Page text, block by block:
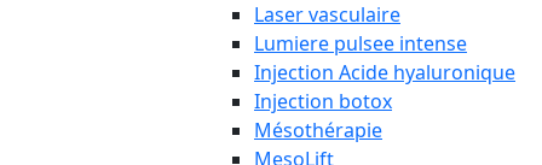
Laser vasculaire
Lumiere pulsee intense
Injection Acide hyaluronique
Injection botox
Mésothérapie
MesoLift